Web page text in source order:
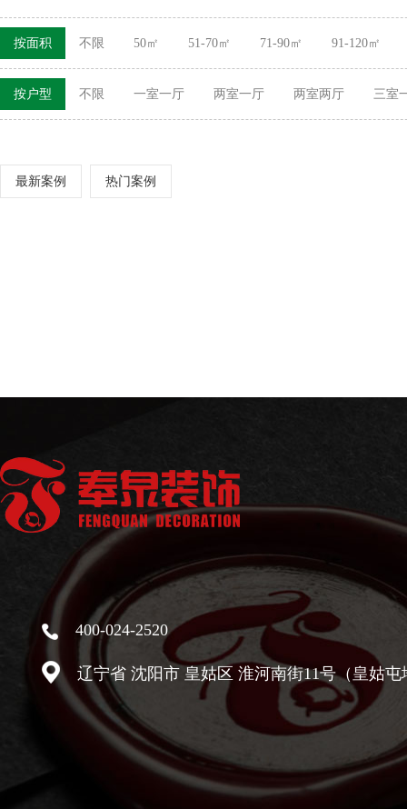
按面积 不限 50㎡ 51-70㎡ 71-90㎡ 91-120㎡
按户型 不限 一室一厅 两室一厅 两室两厅 三室
最新案例 热门案例
400-024-2520
辽宁省 沈阳市 皇姑区 淮河南街11号（皇姑